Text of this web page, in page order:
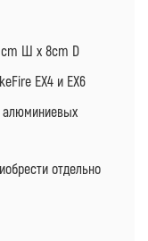
Ш x 8cm D
EX4 и EX6
алюминиевых
отдельно